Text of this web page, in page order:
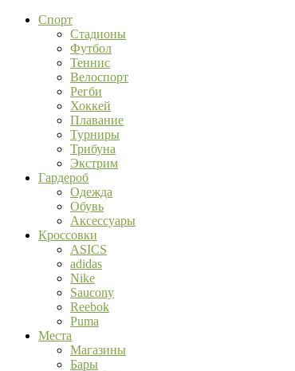
Спорт
Стадионы
Футбол
Теннис
Велоспорт
Регби
Хоккей
Плавание
Турниры
Трибуна
Экстрим
Гардероб
Одежда
Обувь
Аксессуары
Кроссовки
ASICS
adidas
Nike
Saucony
Reebok
Puma
Места
Магазины
Бары